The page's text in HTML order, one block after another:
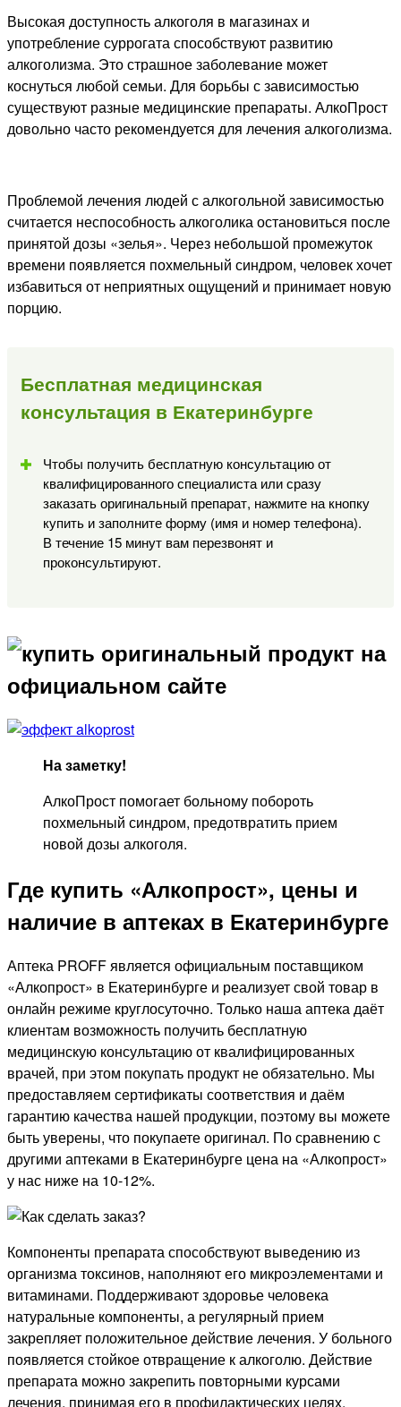
Высокая доступность алкоголя в магазинах и
употребление суррогата способствуют развитию
алкоголизма. Это страшное заболевание может
коснуться любой семьи. Для борьбы с зависимостью
существуют разные медицинские препараты. АлкоПрост
довольно часто рекомендуется для лечения алкоголизма.
Проблемой лечения людей с алкогольной зависимостью
считается неспособность алкоголика остановиться после
принятой дозы «зелья». Через небольшой промежуток
времени появляется похмельный синдром, человек хочет
избавиться от неприятных ощущений и принимает новую
порцию.
Бесплатная медицинская
консультация в Екатеринбурге
Чтобы получить бесплатную консультацию от
квалифицированного специалиста или сразу
заказать оригинальный препарат, нажмите на кнопку
купить и заполните форму (имя и номер телефона).
В течение 15 минут вам перезвонят и
проконсультируют.
На заметку!
АлкоПрост помогает больному побороть
похмельный синдром, предотвратить прием
новой дозы алкоголя.
Где купить «Алкопрост», цены и
наличие в аптеках в Екатеринбурге
Аптека PROFF является официальным поставщиком
«Алкопрост» в Екатеринбурге и реализует свой товар в
онлайн режиме круглосуточно. Только наша аптека даёт
клиентам возможность получить бесплатную
медицинскую консультацию от квалифицированных
врачей, при этом покупать продукт не обязательно. Мы
предоставляем сертификаты соответствия и даём
гарантию качества нашей продукции, поэтому вы можете
быть уверены, что покупаете оригинал. По сравнению с
другими аптеками в Екатеринбурге цена на «Алкопрост»
у нас ниже на 10-12%.
Компоненты препарата способствуют выведению из
организма токсинов, наполняют его микроэлементами и
витаминами. Поддерживают здоровье человека
натуральные компоненты, а регулярный прием
закрепляет положительное действие лечения. У больного
появляется стойкое отвращение к алкоголю. Действие
препарата можно закрепить повторными курсами
лечения, принимая его в профилактических целях.